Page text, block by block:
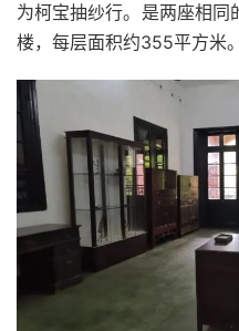
为柯宝抽纱行。是两座相
楼，每层面积约355平方米。